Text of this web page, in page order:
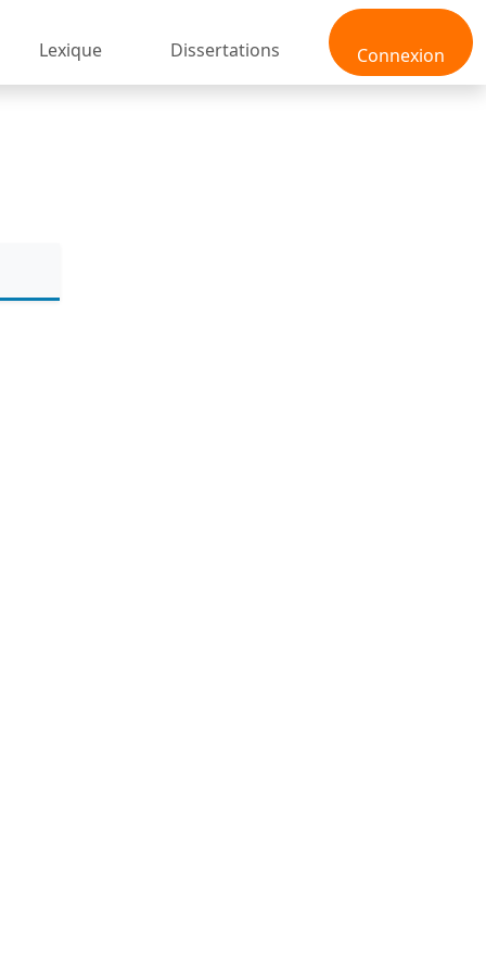
Connexion
Lexique Dissertations